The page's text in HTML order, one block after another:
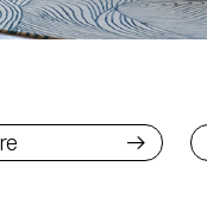
Brochure